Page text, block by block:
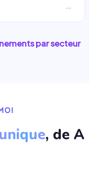
→
par secteur
unique, de A